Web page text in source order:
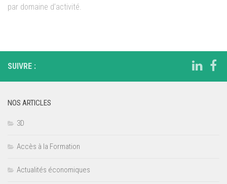
par domaine d’activité.
SUIVRE :
NOS ARTICLES
3D
Accès à la Formation
Actualités économiques